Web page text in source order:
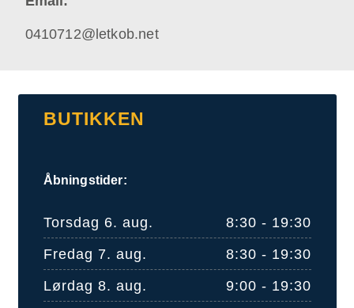
0410712@letkob.net
BUTIKKEN
Åbningstider:
Torsdag 6. aug.
8:30 - 19:30
Fredag 7. aug.
8:30 - 19:30
Lørdag 8. aug.
9:00 - 19:30